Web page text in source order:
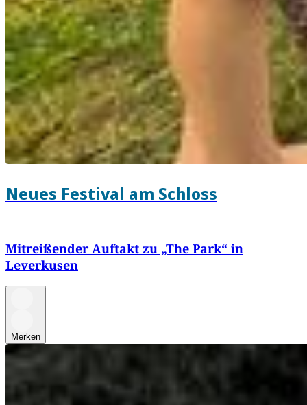
Neues Festival am Schloss
Mitreißender Auftakt zu „The Park“ in
Leverkusen
Merken